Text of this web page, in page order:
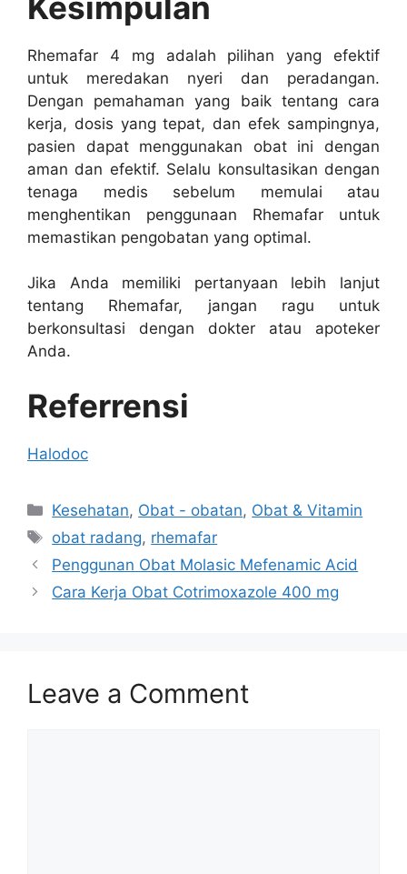
Rhemafar 4 mg adalah pilihan yang efektif
untuk meredakan nyeri dan peradangan.
Dengan pemahaman yang baik tentang cara
kerja, dosis yang tepat, dan efek sampingnya,
pasien dapat menggunakan obat ini dengan
aman dan efektif. Selalu konsultasikan dengan
tenaga medis sebelum memulai atau
menghentikan penggunaan Rhemafar untuk
memastikan pengobatan yang optimal.
Jika Anda memiliki pertanyaan lebih lanjut
tentang Rhemafar, jangan ragu untuk
berkonsultasi dengan dokter atau apoteker
Anda.
Referrensi
Halodoc
Categories
Kesehatan, Obat - obatan, Obat & Vitamin
Tags
obat radang, rhemafar
Penggunan Obat Molasic Mefenamic Acid
Cara Kerja Obat Cotrimoxazole 400 mg
Leave a Comment